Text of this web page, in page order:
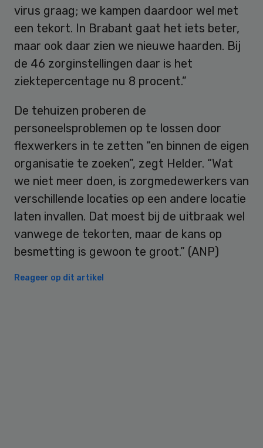
virus graag; we kampen daardoor wel met
een tekort. In Brabant gaat het iets beter,
maar ook daar zien we nieuwe haarden. Bij
de 46 zorginstellingen daar is het
ziektepercentage nu 8 procent.”
De tehuizen proberen de
personeelsproblemen op te lossen door
flexwerkers in te zetten “en binnen de eigen
organisatie te zoeken”, zegt Helder. “Wat
we niet meer doen, is zorgmedewerkers van
verschillende locaties op een andere locatie
laten invallen. Dat moest bij de uitbraak wel
vanwege de tekorten, maar de kans op
besmetting is gewoon te groot.” (ANP)
Reageer op dit artikel